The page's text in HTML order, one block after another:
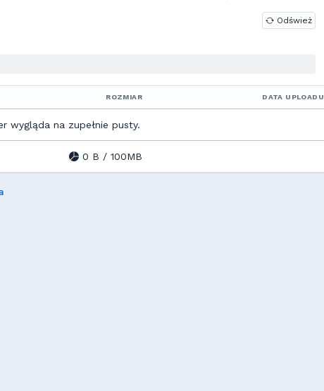
Odśwież
ROZMIAR DATA UPLOADU
wygląda na zupełnie pusty.
0 B / 100MB